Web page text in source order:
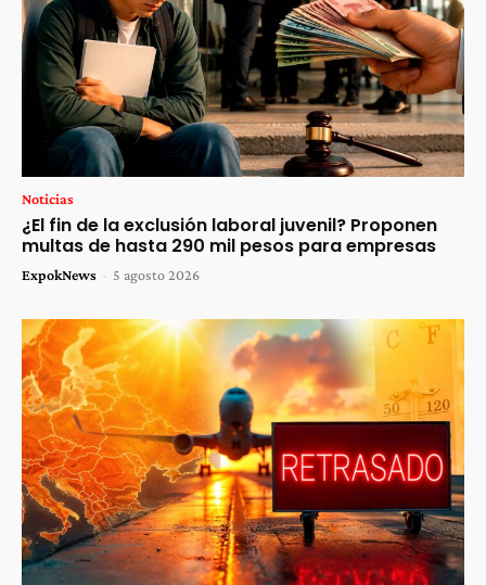
Noticias
¿El fin de la exclusión laboral juvenil? Proponen
multas de hasta 290 mil pesos para empresas
ExpokNews - 5 agosto 2026